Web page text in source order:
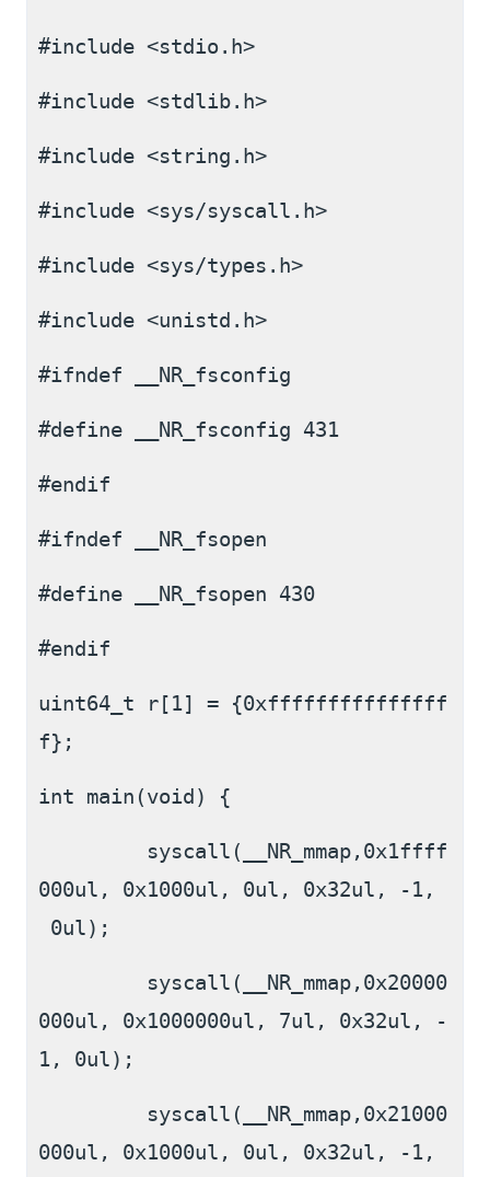
#include <stdio.h>
#include <stdlib.h>
#include <string.h>
#include <sys/syscall.h>
#include <sys/types.h>
#include <unistd.h>
#ifndef __NR_fsconfig
#define __NR_fsconfig 431
#endif
#ifndef __NR_fsopen
#define __NR_fsopen 430
#endif
uint64_t r[1] = {0xfffffffffffffff
f};
int main(void) {
syscall(__NR_mmap,0x1ffff
000ul, 0x1000ul, 0ul, 0x32ul, -1,
0ul);
syscall(__NR_mmap,0x20000
000ul, 0x1000000ul, 7ul, 0x32ul, -
1, 0ul);
syscall(__NR_mmap,0x21000
000ul, 0x1000ul, 0ul, 0x32ul, -1,